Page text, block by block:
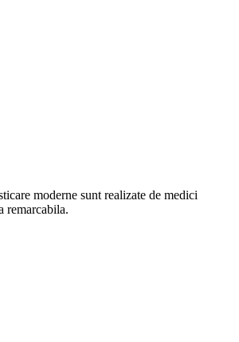
moderne sunt realizate de medici
remarcabila.